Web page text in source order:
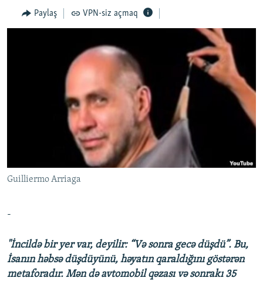
QANUNI DOĞRU
FOTOQALEREYA
RADIO ARXIV
AZƏRBAYCAN ƏDƏBIYYATI KITABXANASI
İSLAM VƏ DEMOKRATIYA
İZ - MƏDƏNIYYƏT PROQRAMI
HAQQIMIZDA
PEŞƏ ETIKASI VƏ JURNALISTIKA STANDARTLARIMIZ
MATERIALLARIMIZDAN ISTIFADƏ
AZADLIQRADIOSU MOBIL TELEFONUNUZDA
RFE/RL-in bütün saytları
Paylaş VPN-siz açmaq
Guilliermo Arriaga
-
"İncildə bir yer var, deyilir: “Və sonra gecə düşdü”. Bu,
İsanın həbsə düşdüyünü, həyatın qaraldığını göstərən
metaforadır. Mən də avtomobil qəzası və sonrakı 35